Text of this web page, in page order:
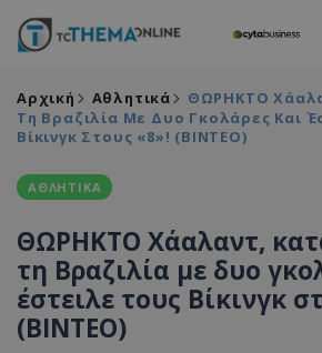
Αρχική Αθλητικά
ΘΩΡΗΚΤΟ
Τη Βραζιλία Με Δυο Γκολάρες Και
Βίκινγκ Στους «8»! (ΒΙΝΤΕΟ)
ΑΘΛΗΤΙΚΑ
ΘΩΡΗΚΤΟ Χάαλαντ,
τη Βραζιλία με δυο
έστειλε τους Βίκινγκ
(ΒΙΝΤΕΟ)